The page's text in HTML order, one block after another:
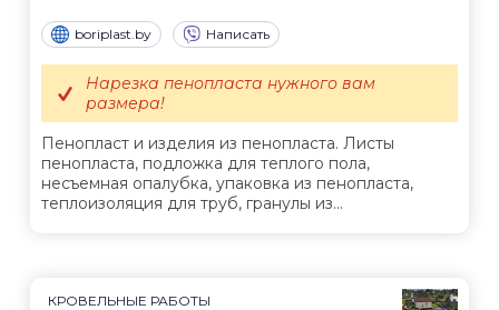
boriplast.by Написать
Пенопласт и изделия из пенопласта. Листы
пенопласта, подложка для теплого пола,
несъемная опалубка, упаковка из пенопласта,
теплоизоляция для труб, гранулы из...
Нарезка пенопласта нужного вам
размера!
КРОВЕЛЬНЫЕ РАБОТЫ